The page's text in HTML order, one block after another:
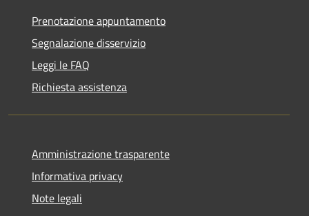
Prenotazione appuntamento
Segnalazione disservizio
Leggi le FAQ
Richiesta assistenza
Amministrazione trasparente
Informativa privacy
Note legali